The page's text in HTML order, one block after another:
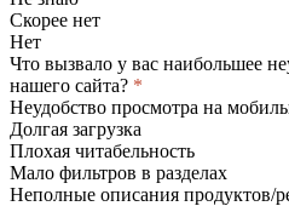
Скорее нет
Нет
Что вызвало у вас наибольшее
нашего сайта? *
Неудобство просмотра на
Долгая загрузка
Плохая читабельность
Мало фильтров в разделах
Неполные описания продуктов/